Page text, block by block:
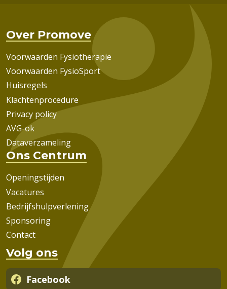
Over Promove
Voorwaarden Fysiotherapie
Voorwaarden FysioSport
Huisregels
Klachtenprocedure
Privacy policy
AVG-ok
Dataverzameling
Ons Centrum
Openingstijden
Vacatures
Bedrijfshulpverlening
Sponsoring
Contact
Volg ons
Facebook